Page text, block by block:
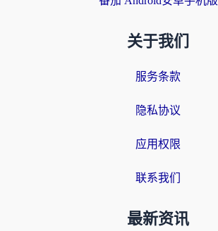
关于我们
服务条款
隐私协议
应用权限
联系我们
最新资讯